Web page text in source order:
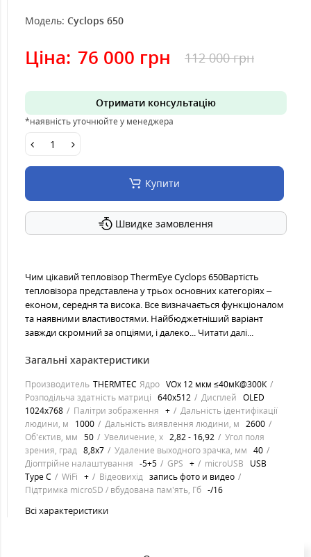
Модель: Cyclops 650
Ціна: 76 000 грн 112 000 грн
Отримати консультацію
*наявність уточнюйте у менеджера
Купити
Швидке замовлення
Чим цікавий тепловізор ThermEye Cyclops 650Вартість
тепловізора представлена у трьох основних категоріях –
економ, середня та висока. Все визначається функціоналом
та наявними властивостями. Найбюджетніший варіант
завжди скромний за опціями, і далеко... Читати далі...
Загальні характеристики
Производитель THERMTEC Ядро VOx 12 мкм ≤40мК@300К
Розподільча здатність матриці 640x512 Дисплей OLED
1024x768
Палітри зображення +
Дальність ідентифікації
людини, м
1000 Дальність виявлення людини, м 2600
Об'єктив, мм 50 Увеличение, х 2,82 - 16,92
Угол поля
зрения, град 8,8x7 Удаление выходного зрачка, мм 40
Діоптрійне налаштування -5+5 GPS + microUSB
USB
Type C
WiFi + Відеовихід запись фото и видео
Підтримка microSD / вбудована пам'ять, Гб -/16
Всі характеристики